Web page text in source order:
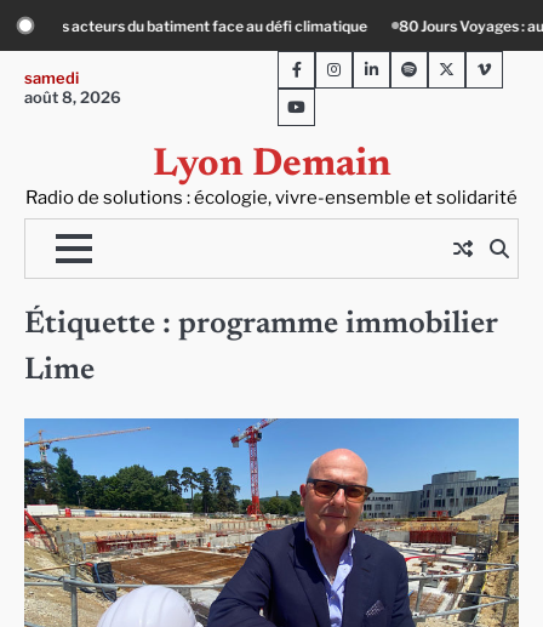
Skip
content
batiment face au défi climatique 80 Jours Voyages : au cœur du Lengai
samedi
août 8, 2026
Lyon Demain
Radio de solutions : écologie, vivre-ensemble et solidarité
FacebookInstagram
LinkedInSpotifyTwitterViméo
Youtube
Étiquette : programme immobilier
Lime